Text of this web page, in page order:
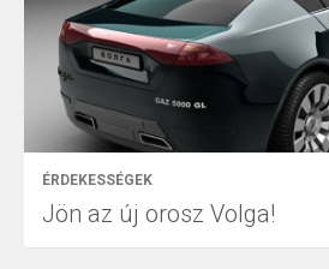
ÉRDEKESSÉGEK
Jön az új orosz Volga!